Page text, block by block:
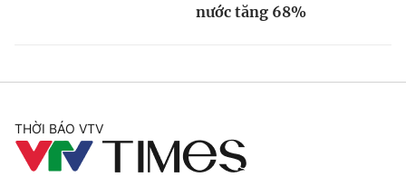
nước tăng 68%
THỜI BÁO VTV